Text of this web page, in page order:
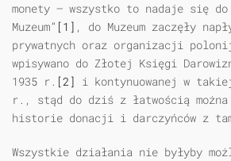
monety — wszystko to nadaje się
Muzeum” [1] , do Muzeum zaczęły
prywatnych oraz organizacji
wpisywano do Złotej Księgi
1935 r. [2] i kontynuowanej w
r., stąd do dziś z łatwością można
historie donacji i darczyńców z
Wszystkie działania nie byłyby